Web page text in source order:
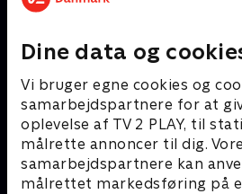
Dine data og
Vi bruger egne cookies og
samarbejdspartnere for at
oplevelse af TV 2 PLAY, til
målrette annoncer til dig.
samarbejdspartnere kan
målrettet markedsføring på
Gurli Gris
Børneserier • 4 sæsoner